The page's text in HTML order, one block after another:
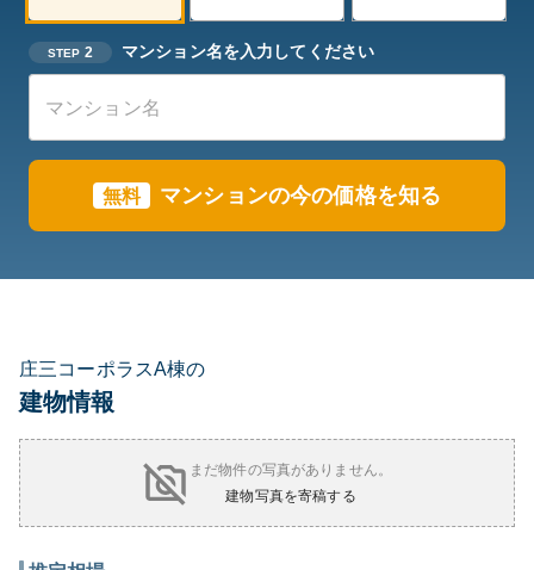
STEP 2 マンション名を入力してください
無料 マンションの今の価格を知る
庄三コーポラスA棟の
建物情報
まだ物件の写真がありません。
建物写真を寄稿する